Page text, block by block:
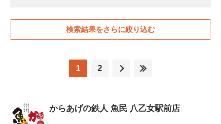
検索結果をさらに絞り込む
1 2
からあげの鉄人 魚民 八乙女駅前店